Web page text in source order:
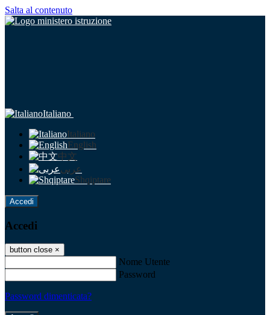
Salta al contenuto
Italiano
Italiano
English
中文
عربى
Shqiptare
Accedi
Accedi
button close ×
Nome Utente
Password
Password dimenticata?